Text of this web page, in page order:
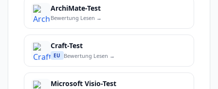
ArchiMate-Test
Bewertung Lesen →
Craft-Test
EU Bewertung Lesen →
Microsoft Visio-Test